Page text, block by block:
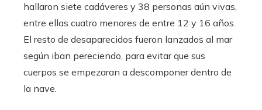
hallaron siete cadáveres y 38 personas aún vivas,
entre ellas cuatro menores de entre 12 y 16 años.
El resto de desaparecidos fueron lanzados al mar
según iban pereciendo, para evitar que sus
cuerpos se empezaran a descomponer dentro de
la nave.